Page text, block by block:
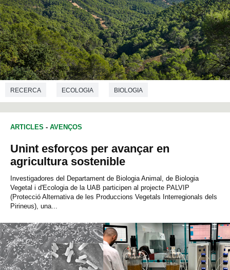
RECERCA ECOLOGIA BIOLOGIA
ARTICLES - AVENÇOS
Unint esforços per avançar en
agricultura sostenible
Investigadores del Departament de Biologia Animal, de Biologia
Vegetal i d'Ecologia de la UAB participen al projecte PALVIP
(Protecció Alternativa de les Produccions Vegetals Interregionals dels
Pirineus), una...